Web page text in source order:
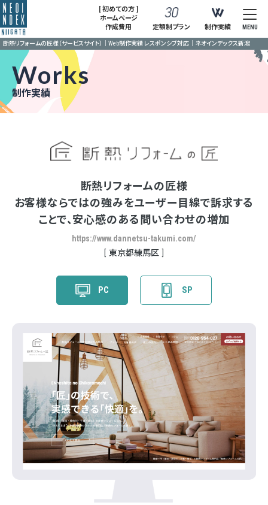
[ 初めての方 ]
ホームページ
作成費用
定額制プラン 制作実績 MENU
断熱リフォームの匠様（サービスサイト）｜Web制作実績 レスポンシブ対応｜ネオインデックス新潟
Works
制作実績
断熱リフォームの匠様
お客様ならではの強みをユーザー目線で訴求する
ことで、安心感のある問い合わせの増加
https://www.dannetsu-takumi.com/
東京都練馬区
PC SP